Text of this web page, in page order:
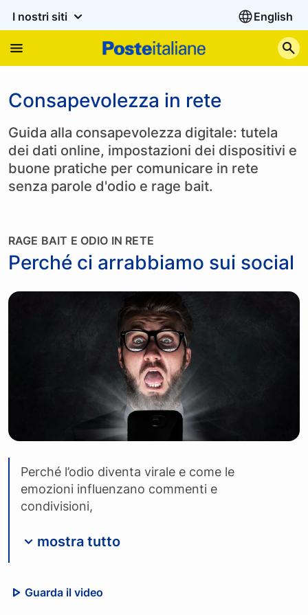
I nostri siti English
Consapevolezza in rete
Guida alla consapevolezza digitale: tutela
dei dati online, impostazioni dei dispositivi e
buone pratiche per comunicare in rete
senza parole d'odio e rage bait.
RAGE BAIT E ODIO IN RETE
Perché ci arrabbiamo sui social
Perché l’odio diventa virale e come le
emozioni influenzano commenti e
condivisioni,
mostra tutto
Guarda il video